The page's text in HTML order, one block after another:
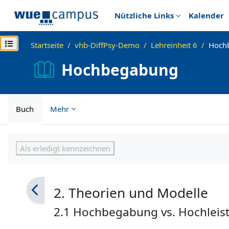
Nützliche Links
Kalender
Kursindex öffnen
Startseite vhb-DiffPsy-Demo Lehreinheit 6
Hochbegabung
Buch Mehr
Als erledigt kennzeichnen
2. Theorien und Modelle
2.1 Hochbegabung vs.